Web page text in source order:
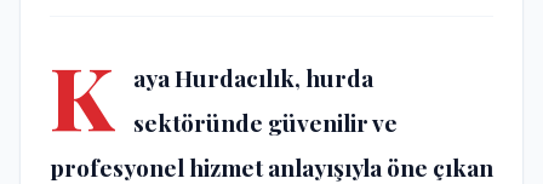
K
aya Hurdacılık, hurda
sektöründe güvenilir ve
profesyonel hizmet anlayışıyla öne çıkan